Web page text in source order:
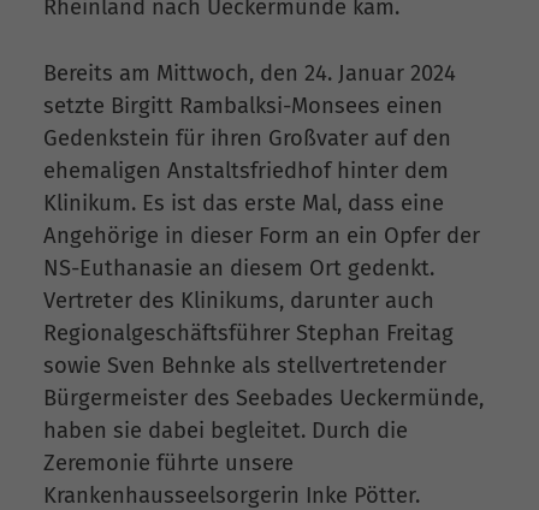
Rheinland nach Ueckermünde kam.
Bereits am Mittwoch, den 24. Januar 2024
setzte Birgitt Rambalksi-Monsees einen
Gedenkstein für ihren Großvater auf den
ehemaligen Anstaltsfriedhof hinter dem
Klinikum. Es ist das erste Mal, dass eine
Angehörige in dieser Form an ein Opfer der
NS-Euthanasie an diesem Ort gedenkt.
Vertreter des Klinikums, darunter auch
Regionalgeschäftsführer Stephan Freitag
sowie Sven Behnke als stellvertretender
Bürgermeister des Seebades Ueckermünde,
haben sie dabei begleitet. Durch die
Zeremonie führte unsere
Krankenhausseelsorgerin Inke Pötter.